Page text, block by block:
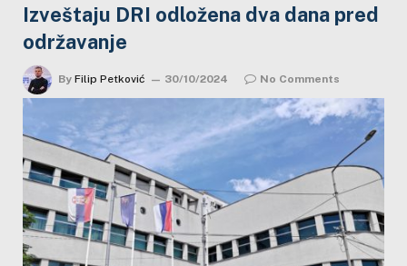
Izveštaju DRI odložena dva dana pred
održavanje
By Filip Petković 30/10/2024 No Comments